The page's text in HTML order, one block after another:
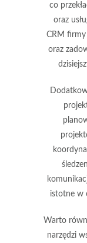
co
oraz
CRM firmy
oraz
istotne w
Warto
narzędzi